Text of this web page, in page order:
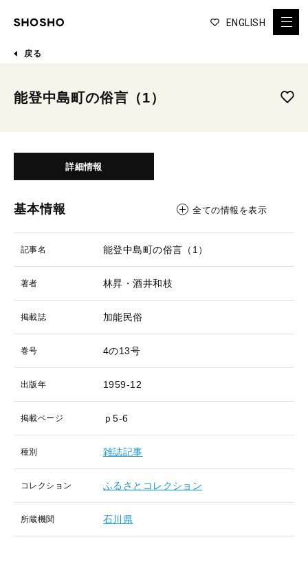
ENGLISH
戻る
能登中島町の俗言（1）
詳細情報
基本情報 全ての情報を表示
記事名 能登中島町の俗言（1）
著者 林昇・酒井和枝
掲載誌 加能民俗
巻号 4の13号
出版年 1959-12
掲載ページ ｐ5-6
種別 雑誌記事
コレクション ふるさとコレクション
所蔵機関 石川県